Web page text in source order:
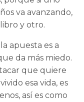
va avanzando,
y otro.
apuesta es a
da más miedo.
que quiere
esa vida, es
así es como